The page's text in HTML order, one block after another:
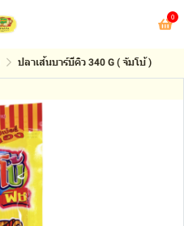
0
ปลาเส้นบาร์บีคิว 340 G ( จัมโบ้ )